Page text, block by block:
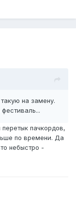
на замену.
пачкордов,
по времени. Да
небыстро -